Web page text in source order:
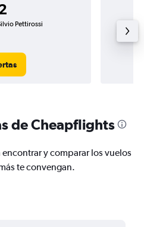
Pettirossi
de Cheapflights
y comparar los vuelos
te convengan.